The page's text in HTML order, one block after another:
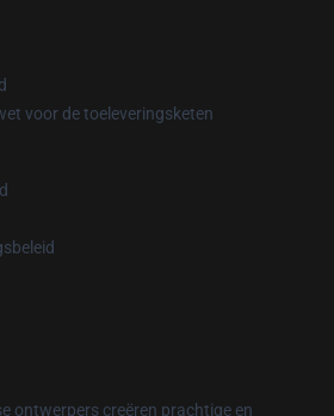
voor de toeleveringsketen
ontwerpers creëren prachtige en